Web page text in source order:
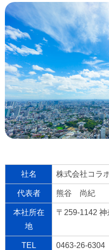
社名 株式会社コラ
代表者 熊谷 尚紀
本社所在
地
〒259-1142
TEL 0463-26-6304